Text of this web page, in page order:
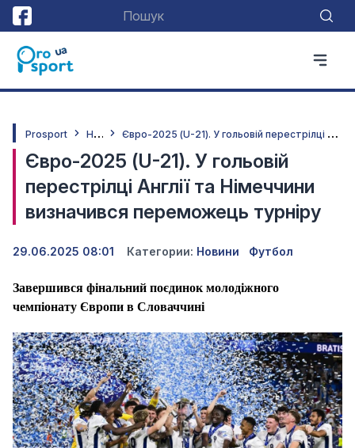
Prosport Н
овини Є
вро-2025 (U-21). У гольовій перестрілці Англії та Німеччини визначився переможець турніру
Євро-2025 (U-21). У гольовій
перестрілці Англії та Німеччини
визначився переможець турніру
29.06.2025 08:01 Категории: Новини Футбол
Завершився фінальний поєдинок молодіжного
чемпіонату Європи в Словаччині